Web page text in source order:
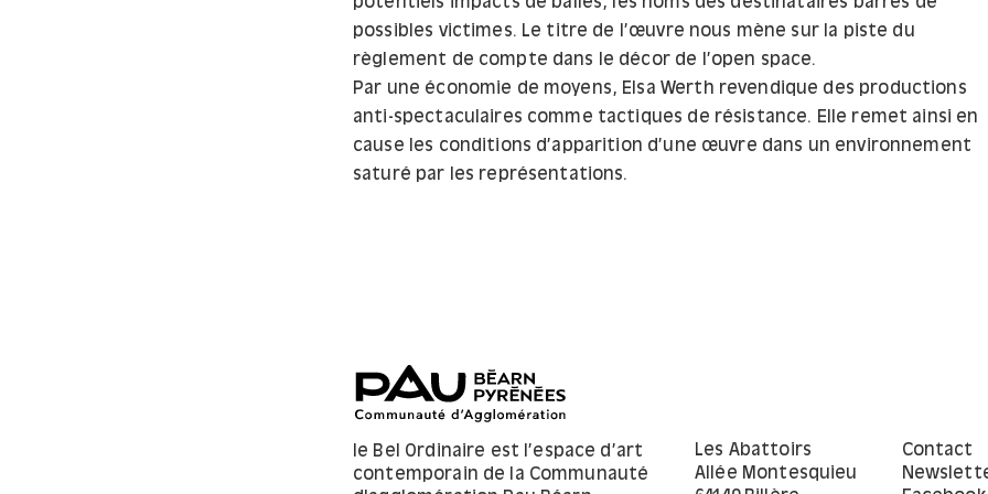
possibles victimes. Le titre de l’œuvre nous mène sur la piste du
règlement de compte dans le décor de l’open space.
Par une économie de moyens, Elsa Werth revendique des productions
anti-spectaculaires comme tactiques de résistance. Elle remet ainsi en
cause les conditions d’apparition d’une œuvre dans un environnement
saturé par les représentations.
le Bel Ordinaire est l’espace d’art
contemporain de la Communauté
Les Abattoirs
Allée Montesquieu
Contact